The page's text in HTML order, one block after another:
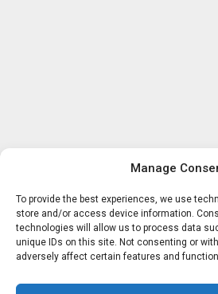
Manage
To provide the best experiences, we use
store and/or access device information.
technologies will allow us to process data
unique IDs on this site. Not consenting or
adversely affect certain features and